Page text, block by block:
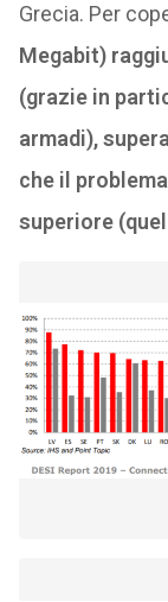
Grecia. Per
Megabit)
(grazie in
armadi),
che il
superiore